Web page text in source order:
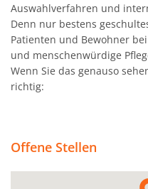
Auswahlverfahren und
Denn nur bestens
Patienten und Bewohner
und menschenwürdige
Wenn Sie das genauso
richtig:
Offene Stellen